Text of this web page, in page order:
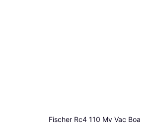
Fischer Rc4 110 Mv Vac Boa